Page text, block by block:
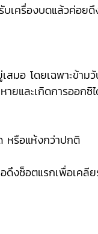
บเครื่องบดแล้วค่อย
สมอ โดยเฉพาะข้าม
ยและเกิดการออกซิ
หรือแห้งกว่าปกติ
ดึงช็อตแรกเพื่อเคลี